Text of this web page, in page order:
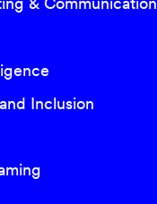
Inclusion